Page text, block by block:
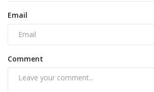
Email
Comment